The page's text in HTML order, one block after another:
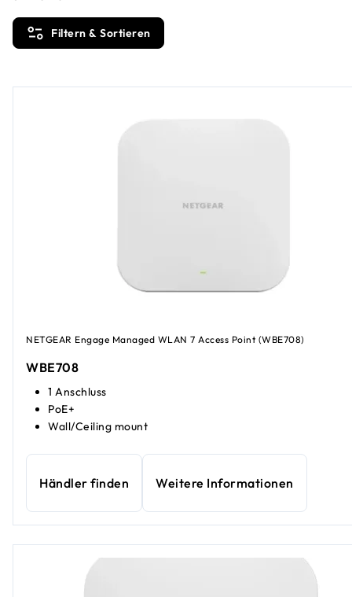
Filtern & Sortieren
NETGEAR Engage Managed WLAN 7 Access Point (WBE708)
WBE708
1 Anschluss
PoE+
Wall/Ceiling mount
Händler finden Weitere Informationen